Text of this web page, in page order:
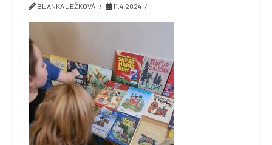
BLANKA JEŽKOVÁ 11.4.2024